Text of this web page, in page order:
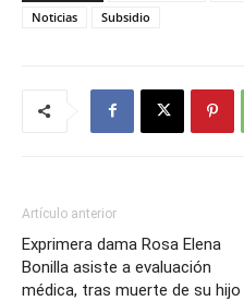
Noticias
Subsidio
Artículo anterior
Exprimera dama Rosa Elena
Bonilla asiste a evaluación
médica, tras muerte de su hijo